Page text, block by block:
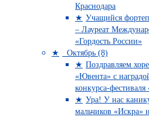
Краснодара
Учащийся
– Лауреат
«Гордость России»
Октябрь (8)
Поздравляем
«Ювента» с
конкурса-фестиваля
Ура! У нас
мальчиков «Искра»